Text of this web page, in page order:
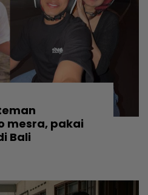
mesra, pakai
Bali